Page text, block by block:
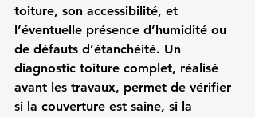
toiture, son accessibilité, et
l’éventuelle présence d’humidité ou
de défauts d’étanchéité. Un
diagnostic toiture complet, réalisé
avant les travaux, permet de vérifier
si la couverture est saine, si la